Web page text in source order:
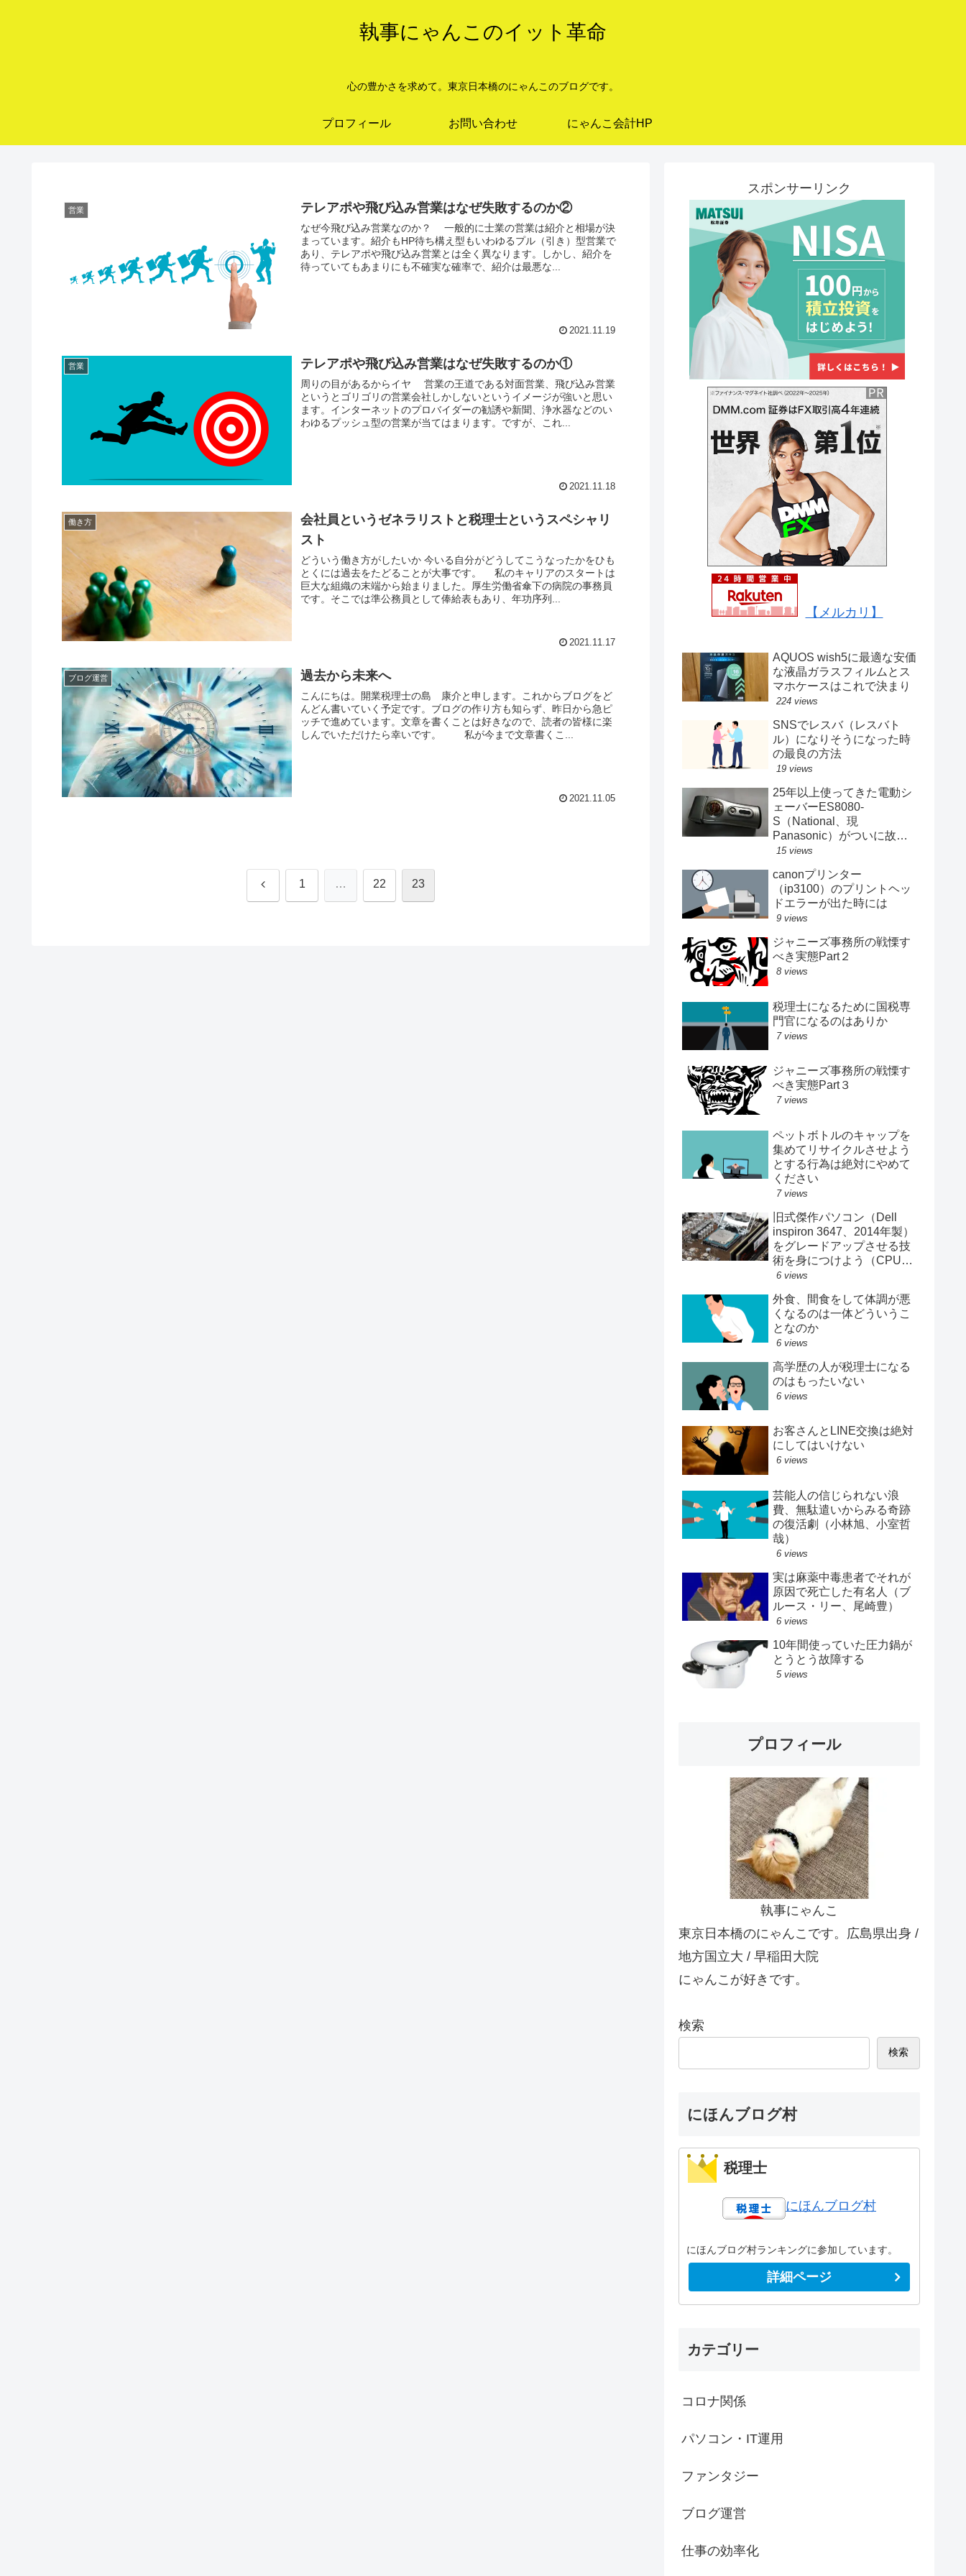
執事にゃんこのイット革命
心の豊かさを求めて。東京日本橋のにゃんこのブログです。
プロフィール お問い合わせ にゃんこ会計HP
営業 テレアポや飛び込み営業はなぜ失敗するのか②
なぜ今飛び込み営業なのか？ 一般的に士業の営業は紹介と相場が決
まっています。紹介もHP待ち構え型もいわゆるプル（引き）型営業で
あり、テレアポや飛び込み営業とは全く異なります。しかし、紹介を
待っていてもあまりにも不確実な確率で、紹介は最悪な...
2021.11.19
営業 テレアポや飛び込み営業はなぜ失敗するのか①
周りの目があるからイヤ 営業の王道である対面営業、飛び込み営業
というとゴリゴリの営業会社しかしないというイメージが強いと思い
ます。インターネットのプロバイダーの勧誘や新聞、浄水器などのい
わゆるプッシュ型の営業が当てはまります。ですが、これ...
2021.11.18
働き方
会社員というゼネラリストと税理士というスペシャリ
スト
どういう働き方がしたいか 今いる自分がどうしてこうなったかをひも
とくには過去をたどることが大事です。 私のキャリアのスタートは
巨大な組織の末端から始まりました。厚生労働省傘下の病院の事務員
です。そこでは準公務員として俸給表もあり、年功序列...
2021.11.17
ブログ運営 過去から未来へ
こんにちは。開業税理士の島 康介と申します。これからブログをど
んどん書いていく予定です。ブログの作り方も知らず、昨日から急ピ
ッチで進めています。文章を書くことは好きなので、読者の皆様に楽
しんでいただけたら幸いです。 私が今まで文章書くこ...
2021.11.05
前 1 … 22 23
スポンサーリンク
【メルカリ】
AQUOS wish5に最適な安価
な液晶ガラスフィルムとス
マホケースはこれで決まり
224 views
SNSでレスバ（レスバト
ル）になりそうになった時
の最良の方法
19 views
25年以上使ってきた電動シ
ェーバーES8080-
S（National、現
Panasonic）がついに故障
する
15 views
canonプリンター
（ip3100）のプリントヘッ
ドエラーが出た時には
9 views
ジャニーズ事務所の戦慄す
べき実態Part２
8 views
税理士になるために国税専
門官になるのはありか
7 views
ジャニーズ事務所の戦慄す
べき実態Part３
7 views
ペットボトルのキャップを
集めてリサイクルさせよう
とする行為は絶対にやめて
ください
7 views
旧式傑作パソコン（Dell
inspiron 3647、2014年製）
をグレードアップさせる技
術を身につけよう（CPU、
メモリ、SSD交換記録）
6 views
外食、間食をして体調が悪
くなるのは一体どういうこ
となのか
6 views
高学歴の人が税理士になる
のはもったいない
6 views
お客さんとLINE交換は絶対
にしてはいけない
6 views
芸能人の信じられない浪
費、無駄遣いからみる奇跡
の復活劇（小林旭、小室哲
哉）
6 views
実は麻薬中毒患者でそれが
原因で死亡した有名人（ブ
ルース・リー、尾崎豊）
6 views
10年間使っていた圧力鍋が
とうとう故障する
5 views
プロフィール
執事にゃんこ
東京日本橋のにゃんこです。広島県出身 /
地方国立大 / 早稲田大院
にゃんこが好きです。
検索
検索
にほんブログ村
税理士
にほんブログ村
にほんブログ村ランキングに参加しています。
詳細ページ
カテゴリー
コロナ関係
パソコン・IT運用
ファンタジー
ブログ運営
仕事の効率化